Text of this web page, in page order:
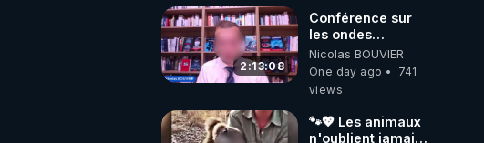
2:13:08
Conférence sur
les ondes
électromagnétiques
par Grégoire
Caustru et Bart de
Nicolas BOUVIER
One day ago
741
views
🐾💖 Les animaux
n'oublient jamais